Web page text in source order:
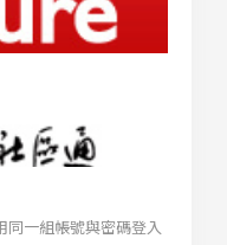
同一組帳號與密碼登入